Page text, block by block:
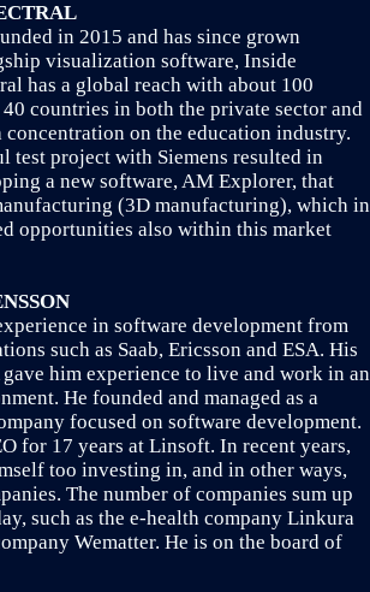
in 2015 and has since grown
visualization software, Inside
has a global reach with about 100
countries in both the private sector and
on the education industry.
test project with Siemens resulted in
a new software, AM Explorer, that
(3D manufacturing), which in
opportunities also within this market
in software development from
such as Saab, Ericsson and ESA. His
him experience to live and work in an
He founded and managed as a
focused on software development.
for 17 years at Linsoft. In recent years,
too investing in, and in other ways,
The number of companies sum up
such as the e-health company Linkura
Wematter. He is on the board of